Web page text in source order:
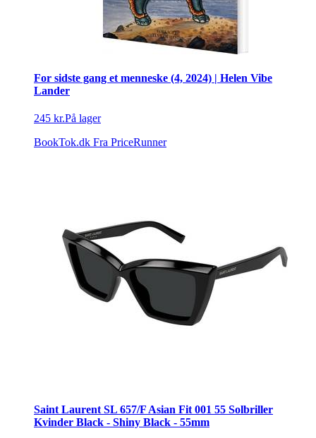
For sidste gang et menneske (4, 2024) | Helen Vibe
Lander
245 kr.På lager
BookTok.dk Fra PriceRunner
Saint Laurent SL 657/F Asian Fit 001 55 Solbriller
Kvinder Black - Shiny Black - 55mm